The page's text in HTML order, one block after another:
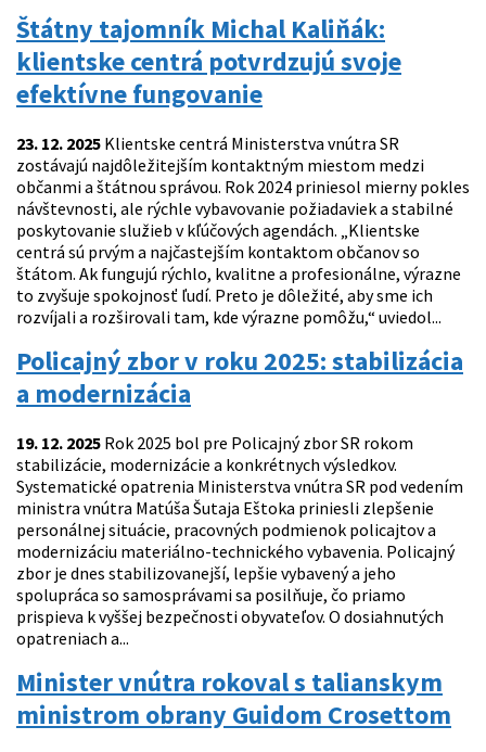
Štátny tajomník Michal Kaliňák:
klientske centrá potvrdzujú svoje
efektívne fungovanie
23. 12. 2025 Klientske centrá Ministerstva vnútra SR
zostávajú najdôležitejším kontaktným miestom medzi
občanmi a štátnou správou. Rok 2024 priniesol mierny pokles
návštevnosti, ale rýchle vybavovanie požiadaviek a stabilné
poskytovanie služieb v kľúčových agendách. „Klientske
centrá sú prvým a najčastejším kontaktom občanov so
štátom. Ak fungujú rýchlo, kvalitne a profesionálne, výrazne
to zvyšuje spokojnosť ľudí. Preto je dôležité, aby sme ich
rozvíjali a rozširovali tam, kde výrazne pomôžu,“ uviedol...
Policajný zbor v roku 2025: stabilizácia
a modernizácia
19. 12. 2025 Rok 2025 bol pre Policajný zbor SR rokom
stabilizácie, modernizácie a konkrétnych výsledkov.
Systematické opatrenia Ministerstva vnútra SR pod vedením
ministra vnútra Matúša Šutaja Eštoka priniesli zlepšenie
personálnej situácie, pracovných podmienok policajtov a
modernizáciu materiálno-technického vybavenia. Policajný
zbor je dnes stabilizovanejší, lepšie vybavený a jeho
spolupráca so samosprávami sa posilňuje, čo priamo
prispieva k vyššej bezpečnosti obyvateľov. O dosiahnutých
opatreniach a...
Minister vnútra rokoval s talianskym
ministrom obrany Guidom Crosettom